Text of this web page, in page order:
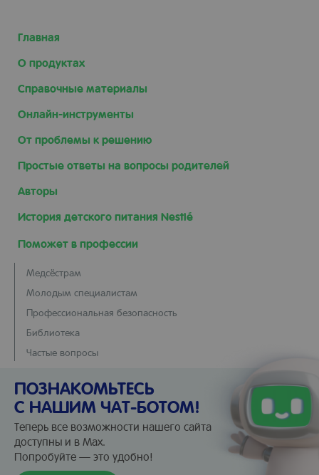
Главная
О продуктах
Справочные материалы
Онлайн-инструменты
От проблемы к решению
Простые ответы на вопросы родителей
Авторы
История детского питания Nestlé
Поможет в профессии
Медсёстрам
Молодым специалистам
Профессиональная безопасность
Библиотека
Частые вопросы
ПОЗНАКОМЬТЕСЬ
С НАШИМ ЧАТ-БОТОМ!
Теперь все возможности нашего сайта
доступны и в Max.
Попробуйте — это удобно!